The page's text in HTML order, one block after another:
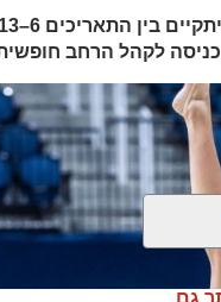
שבוע אליפויות ישראל בענפי ההתעמלות יתקיים בין התאריכים 6–13